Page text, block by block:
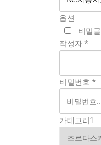
옵션
비밀글
작성자 *
비밀번호 *
카테고리1